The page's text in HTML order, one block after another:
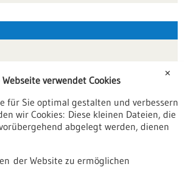
✕
Webseite verwendet Cookies
für Sie optimal gestalten und verbessern
wir Cookies: Diese kleinen Dateien, die
abgelegt werden, dienen
der Website zu ermöglichen